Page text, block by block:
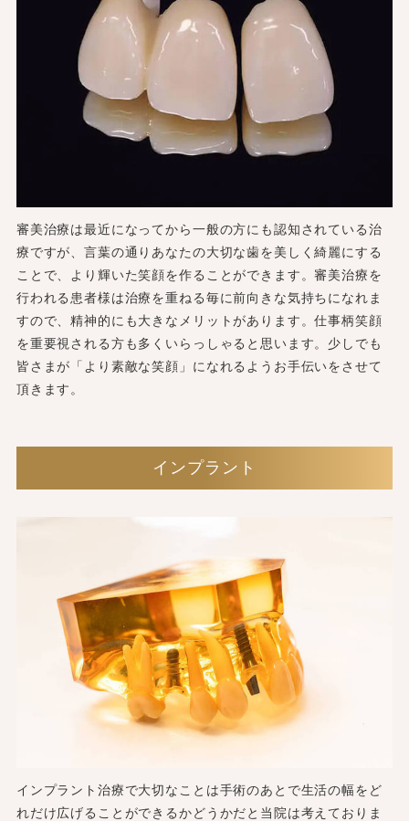
審美治療は最近になってから一般の方にも認知されている治
療ですが、言葉の通りあなたの大切な歯を美しく綺麗にする
ことで、より輝いた笑顔を作ることができます。審美治療を
行われる患者様は治療を重ねる毎に前向きな気持ちになれま
すので、精神的にも大きなメリットがあります。仕事柄笑顔
を重要視される方も多くいらっしゃると思います。少しでも
皆さまが「より素敵な笑顔」になれるようお手伝いをさせて
頂きます。
インプラント
インプラント治療で大切なことは手術のあとで生活の幅をど
れだけ広げることができるかどうかだと当院は考えておりま